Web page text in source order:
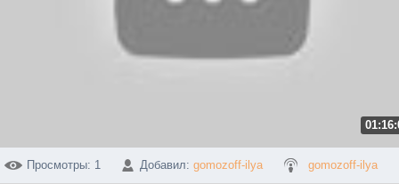
Просмотры: 1 Добавил: gomozoff-ilya gomozoff-ilya